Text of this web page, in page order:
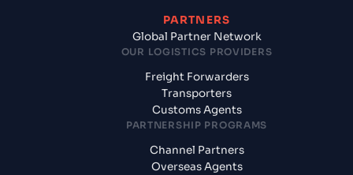
PARTNERS
Global Partner Network
OUR LOGISTICS PROVIDERS
Freight Forwarders
Transporters
Customs Agents
PARTNERSHIP PROGRAMS
Channel Partners
Overseas Agents